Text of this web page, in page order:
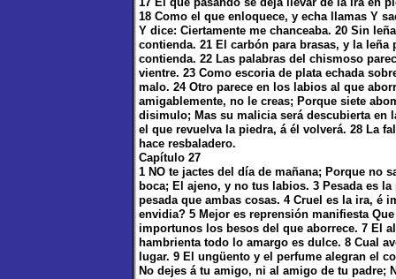
18 Como el que enloquece, y echa llamas Y
Y dice: Ciertamente me chanceaba. 20 Sin
contienda. 21 El carbón para brasas, y la
contienda. 22 Las palabras del chismoso
vientre. 23 Como escoria de plata echada
malo. 24 Otro parece en los labios al que
amigablemente, no le creas; Porque siete
disimulo; Mas su malicia será descubierta en
el que revuelva la piedra, á él volverá. 28 La
hace resbaladero.
Capítulo 27
1 NO te jactes del día de mañana; Porque no
boca; El ajeno, y no tus labios. 3 Pesada es
pesada que ambas cosas. 4 Cruel es la ira, é
envidia? 5 Mejor es reprensión manifiesta
importunos los besos del que aborrece. 7 El
hambrienta todo lo amargo es dulce. 8 Cual
lugar. 9 El ungüento y el perfume alegran el
No dejes á tu amigo, ni al amigo de tu padre;